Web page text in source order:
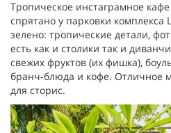
Тропическое инстаграмное
спрятано у парковки комплекса
зелено: тропические детали,
есть как и столики так и
свежих фруктов (их фишка),
бранч‑блюда и кофе. Отличное
для сторис.